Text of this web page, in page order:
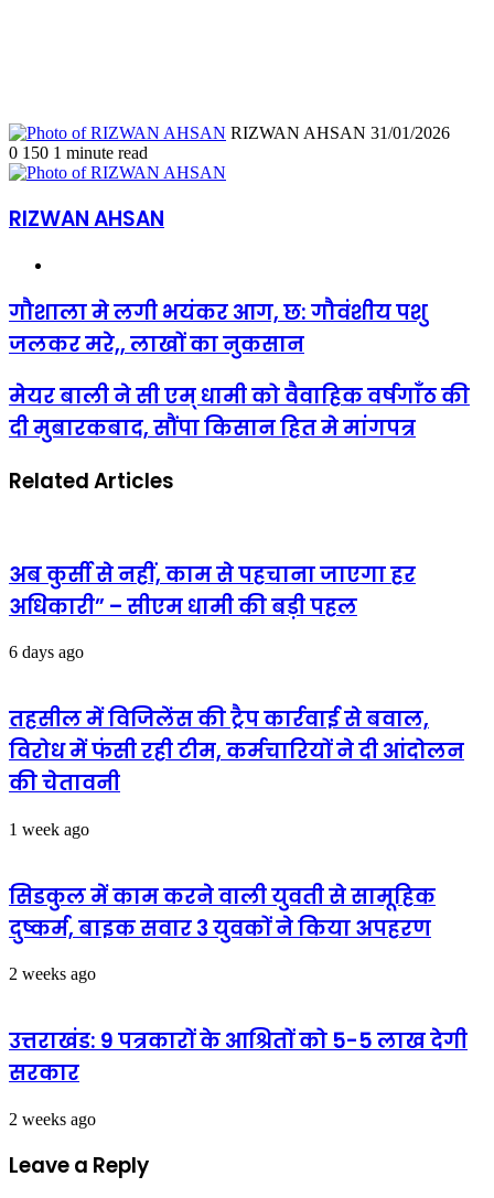
RIZWAN AHSAN Send
31/01/2026
0 150 1 minute read
RIZWAN AHSAN
गौशाला
मे
लगी
आग,
छ:
गौवंशीय
पशु
मरे,,
गौशाला मे लगी भयंकर आग, छ: गौवंशीय पशु
जलकर मरे,, लाखों का नुकसान
मेयर
बाली
ने
एम्
धामी
की
दी
मुबारकबाद,
किसान
मांगपत्र
मेयर बाली ने सी एम् धामी को वैवाहिक वर्षगाँठ की
दी मुबारकबाद, सौंपा किसान हित मे मांगपत्र
Related Articles
अब कुर्सी से नहीं, काम से पहचाना जाएगा हर
अधिकारी” – सीएम धामी की बड़ी पहल
6 days ago
तहसील में विजिलेंस की ट्रैप कार्रवाई से बवाल,
विरोध में फंसी रही टीम, कर्मचारियों ने दी आंदोलन
की चेतावनी
1 week ago
सिडकुल में काम करने वाली युवती से सामूहिक
दुष्कर्म, बाइक सवार 3 युवकों ने किया अपहरण
2 weeks ago
उत्तराखंड: 9 पत्रकारों के आश्रितों को 5-5 लाख देगी
सरकार
2 weeks ago
Leave a Reply